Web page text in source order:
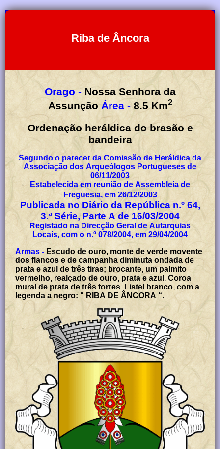
Riba de Âncora
Orago - Nossa Senhora da
Assunção Área - 8.5 Km2
Ordenação heráldica do brasão e
bandeira
Segundo o parecer da Comissão de Heráldica da
Associação dos Arqueólogos Portugueses de
06/11/2003
Estabelecida em reunião de Assembleia de
Freguesia, em 26/12/2003
Publicada no Diário da República n.º 64,
3.ª Série, Parte A de 16/03/2004
Registado na Direcção Geral de Autarquias
Locais, com o n.º 078/2004, em 29/04/2004
Armas - Escudo de ouro, monte de verde movente
dos flancos e de campanha diminuta ondada de
prata e azul de três tiras; brocante, um palmito
vermelho, realçado de ouro, prata e azul. Coroa
mural de prata de três torres. Listel branco, com a
legenda a negro: “ RIBA DE ÂNCORA “.